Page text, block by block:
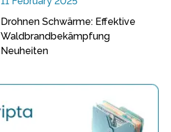
Drohnen Schwärme: Effektive
Waldbrandbekämpfung
Neuheiten